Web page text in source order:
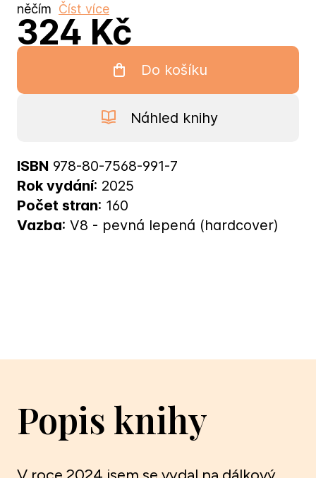
něčím Číst více
324 Kč
Do košíku
Náhled knihy
ISBN 978-80-7568-991-7
Rok vydání: 2025
Počet stran: 160
Vazba: V8 - pevná lepená (hardcover)
Popis knihy